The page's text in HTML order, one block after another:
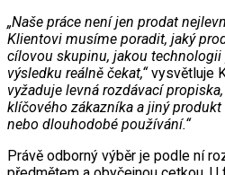
„Naše práce není jen prodat
Klientovi musíme poradit, jaký
cílovou skupinu, jakou
výsledku reálně čekat,“vysvětluje
vyžaduje levná rozdávací
klíčového zákazníka a jiný
nebo dlouhodobé používání.“
Právě odborný výběr je podle ní